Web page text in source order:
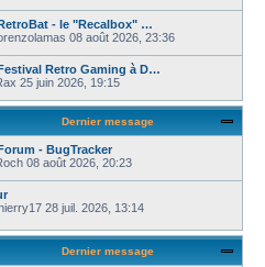
- le "Recalbox" …
08 août 2026, 23:36
Retro Gaming à D…
25 juin 2026, 19:15
Dernier message
- BugTracker
08 août 2026, 20:23
28 juil. 2026, 13:14
Dernier message